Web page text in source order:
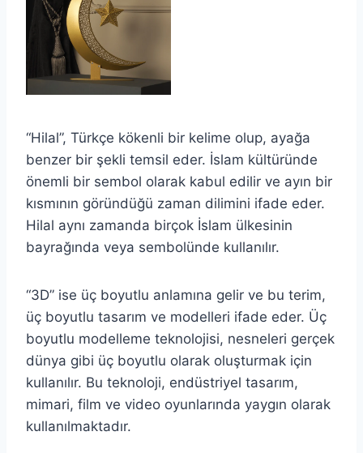
“Hilal”, Türkçe kökenli bir kelime olup, ayağa
benzer bir şekli temsil eder. İslam kültüründe
önemli bir sembol olarak kabul edilir ve ayın bir
kısmının göründüğü zaman dilimini ifade eder.
Hilal aynı zamanda birçok İslam ülkesinin
bayrağında veya sembolünde kullanılır.
“3D” ise üç boyutlu anlamına gelir ve bu terim,
üç boyutlu tasarım ve modelleri ifade eder. Üç
boyutlu modelleme teknolojisi, nesneleri gerçek
dünya gibi üç boyutlu olarak oluşturmak için
kullanılır. Bu teknoloji, endüstriyel tasarım,
mimari, film ve video oyunlarında yaygın olarak
kullanılmaktadır.